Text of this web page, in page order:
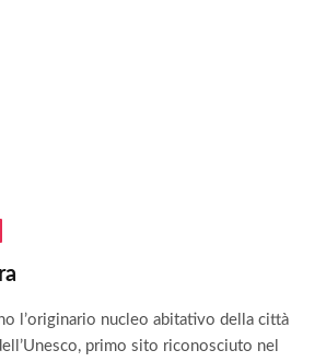
l’originario nucleo abitativo della città
primo sito riconosciuto nel